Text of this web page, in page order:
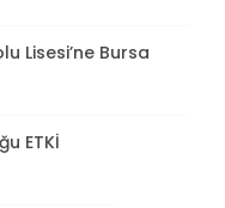
Lisesi’ne Bursa
ETKİ